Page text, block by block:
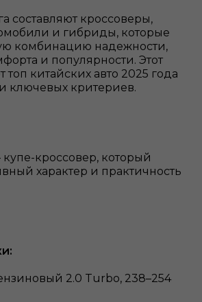
составляют кроссоверы,
и гибриды, которые
комбинацию надежности,
и популярности. Этот
топ китайских авто 2025 года
ключевых критериев.
кроссовер, который
характер и практичность
2.0 Turbo, 238–254